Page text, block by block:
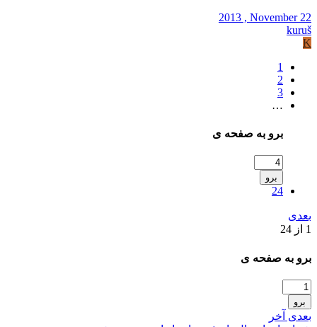
2013 , November 22
kuruš
K
1
2
3
…
برو به صفحه ی
برو
24
بعدی
1 از 24
برو به صفحه ی
برو
بعدی آخر